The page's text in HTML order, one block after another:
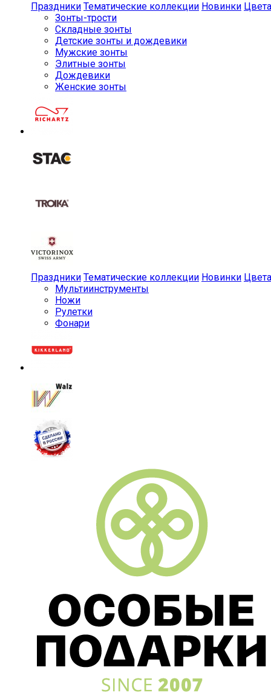
Праздники Тематические коллекции Новинки Цвета
Зонты-трости
Складные зонты
Детские зонты и дождевики
Мужские зонты
Элитные зонты
Дождевики
Женские зонты
Праздники Тематические коллекции Новинки Цвета
Мульти­инструменты
Ножи
Рулетки
Фонари